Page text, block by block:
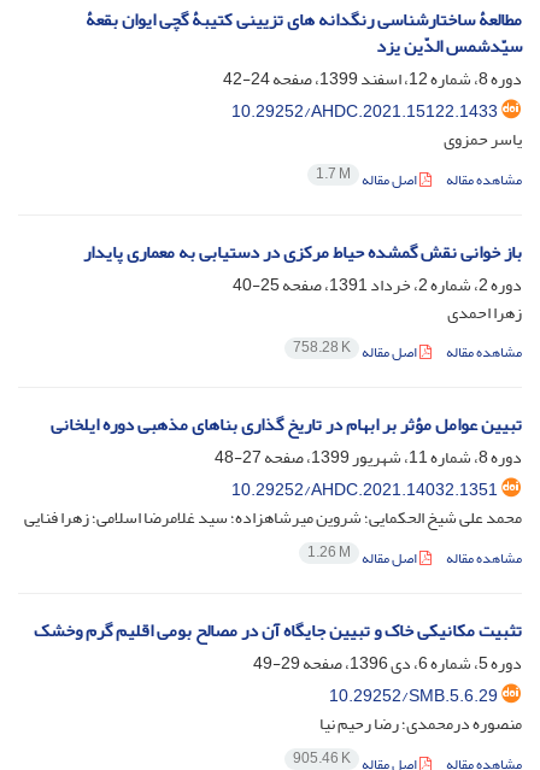
مطالعۀ ساختارشناسی رنگدانه های تزیینی کتیبۀ گچی ایوان بقعۀ
سیّدشمس الدّین یزد
دوره 8، شماره 12، اسفند 1399، صفحه
24-42
10.29252/AHDC.2021.15122.1433
یاسر حمزوی
مشاهده مقاله اصل مقاله 1.7 M
باز خوانی نقش گمشده حیاط مرکزی در دستیابی به معماری پایدار
دوره 2، شماره 2، خرداد 1391، صفحه
25-40
زهرا احمدی
مشاهده مقاله اصل مقاله 758.28 K
تبیین عوامل مؤثر بر ابهام در تاریخ گذاری بناهای مذهبی دوره ایلخانی
دوره 8، شماره 11، شهریور 1399، صفحه
27-48
10.29252/AHDC.2021.14032.1351
محمد علی شیخ الحکمایی؛ شروین میرشاهزاده؛ سید غلامرضا اسلامی؛ زهرا فنایی
مشاهده مقاله اصل مقاله 1.26 M
تثبیت مکانیکی خاک و تبیین جایگاه آن در مصالح بومی اقلیم گرم وخشک
دوره 5، شماره 6، دی 1396، صفحه
29-49
10.29252/SMB.5.6.29
منصوره درمحمدی؛ رضا رحیم نیا
مشاهده مقاله اصل مقاله 905.46 K